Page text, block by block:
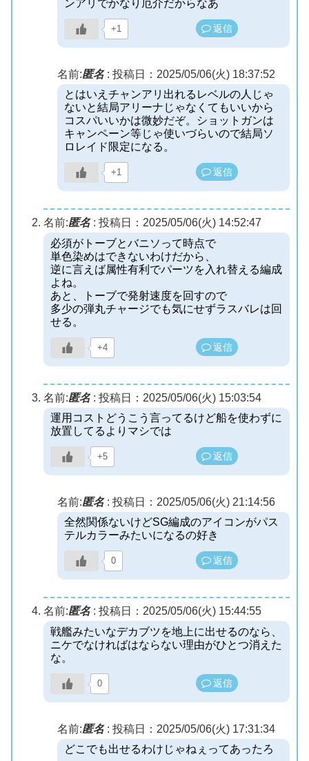
ンアリでかなり厄介だからなあ
+1 返信
名前:匿名: 投稿日：2025/05/06(火) 18:37:52
とはいえチャンアリ出れるレベルの人じゃ
ないと結局アリーナじゃなくてもいいから
コスパいいかは微妙だぞ。ショットガンは
キャンペーン等じゃ使いづらいので結局ソ
ロレイド限定になる。
+1 返信
名前:匿名: 投稿日：2025/05/06(火) 14:52:47
必須がトーブとバニソって時点で
単色染めはできないわけだから、
逆に言えば属性有利でパーツを入れ替える編成
よね。
あと、トーブで発射速度を回すので
多少の弾丸チャージでも気にせずラスバレは回
せる。
+4 返信
名前:匿名: 投稿日：2025/05/06(火) 15:03:54
運用コストどうこう言ってるけど船を使わずに
放置してるよりマシでは
+5 返信
名前:匿名: 投稿日：2025/05/06(火) 21:14:56
全然関係ないけどSG編成のアイコンがパス
テルカラーみたいになるの好き
0 返信
名前:匿名: 投稿日：2025/05/06(火) 15:44:55
戦艦みたいなデカブツを地上に出せるのなら、
ニケでなければはならない理由がひとつ消えた
な。
0 返信
名前:匿名: 投稿日：2025/05/06(火) 17:31:34
どこでも出せるわけじゃねぇってあったろ